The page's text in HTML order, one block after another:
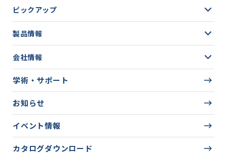
ピックアップ
製品情報
会社情報
学術・サポート
お知らせ
イベント情報
カタログダウンロード